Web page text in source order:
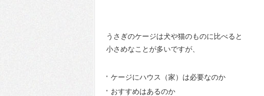
うさぎのケージは犬や猫のものに比べると
小さめなことが多いですが、
ケージにハウス（家）は必要なのか
おすすめはあるのか